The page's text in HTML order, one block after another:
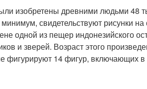
изобретены древними людьми 48
свидетельствуют рисунки
одной из пещер индонезийского
и зверей. Возраст этого
фигурируют 14 фигур, включающих